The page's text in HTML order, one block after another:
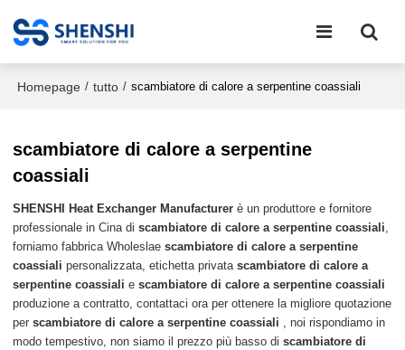
Homepage / tutto / scambiatore di calore a serpentine coassiali
scambiatore di calore a serpentine
coassiali
SHENSHI Heat Exchanger Manufacturer​ è un produttore e fornitore
professionale in Cina discambiatore di calore a serpentine coassiali,
forniamo fabbrica Wholeslaescambiatore di calore a serpentine
coassiali personalizzata, etichetta privatascambiatore di calore a
serpentine coassiali escambiatore di calore a serpentine coassiali
produzione a contratto, contattaci ora per ottenere la migliore quotazione
perscambiatore di calore a serpentine coassiali , noi rispondiamo in
modo tempestivo, non siamo il prezzo più basso discambiatore di